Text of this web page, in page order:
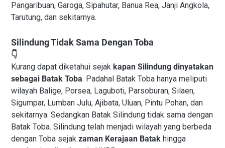
Pangaribuan, Garoga, Sipahutar, Banua Rea, Janji Angkola,
Tarutung, dan sekitarnya.
Silindung Tidak Sama Dengan Toba
👇
Kurang dapat diketahui sejak kapan Silindung dinyatakan
sebagai Batak Toba. Padahal Batak Toba hanya meliputi
wilayah Balige, Porsea, Laguboti, Parsoburan, Silaen,
Sigumpar, Lumban Julu, Ajibata, Uluan, Pintu Pohan, dan
sekitarnya. Sedangkan Batak Silindung tidak sama dengan
Batak Toba. Silindung telah menjadi wilayah yang berbeda
dengan Toba sejak zaman Kerajaan Batak hingga